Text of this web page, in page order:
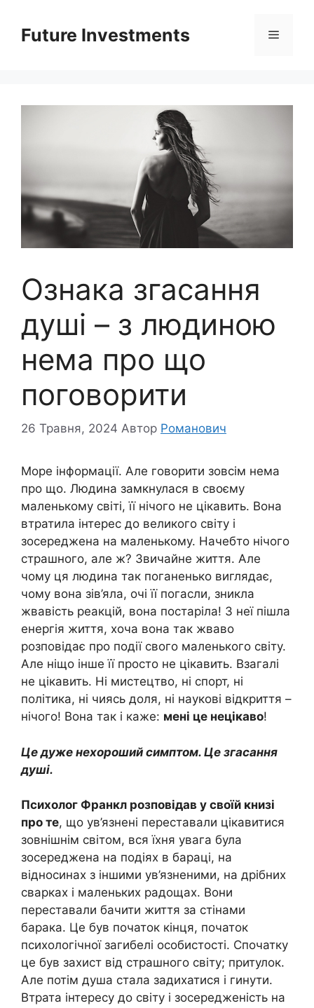
вмістуFuture Investments Меню
Ознака згасання
душі – з людиною
нема про що
поговорити
26 Травня, 2024 Автор Романович
Море інформації. Але говорити зовсім нема
про що. Людина замкнулася в своєму
маленькому світі, її нічого не цікавить. Вона
втратила інтерес до великого світу і
зосереджена на маленькому. Начебто нічого
страшного, але ж? Звичайне життя. Але
чому ця людина так поганенько виглядає,
чому вона зів’яла, очі її погасли, зникла
жвавість реакцій, вона постаріла! З неї пішла
енергія життя, хоча вона так жваво
розповідає про події свого маленького світу.
Але ніщо інше її просто не цікавить. Взагалі
не цікавить. Ні мистецтво, ні спорт, ні
політика, ні чиясь доля, ні наукові відкриття –
нічого! Вона так і каже: мені це нецікаво!
Це дуже нехороший симптом. Це згасання
душі.
Психолог Франкл розповідав у своїй книзі
про те, що ув’язнені переставали цікавитися
зовнішнім світом, вся їхня увага була
зосереджена на подіях в бараці, на
відносинах з іншими ув’язненими, на дрібних
сварках і маленьких радощах. Вони
переставали бачити життя за стінами
барака. Це був початок кінця, початок
психологічної загибелі особистості. Спочатку
це був захист від страшного світу; притулок.
Але потім душа стала задихатися і гинути.
Втрата інтересу до світу і зосередженість на